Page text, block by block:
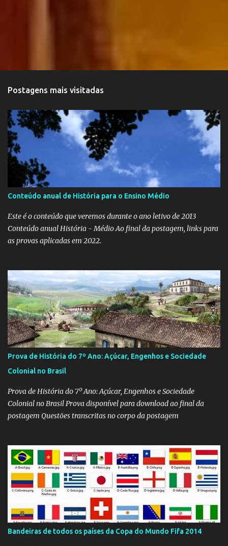
Postagens mais visitadas
Conteúdo anual de História para o Ensino Médio
Este é o conteúdo que veremos durante o ano letivo de 2013
Conteúdo anual História - Médio Ao final da postagem, links para
as provas aplicadas em 2022.
Prova de História do 7º Ano: Açúcar, Engenhos e Sociedade
Colonial no Brasil
Prova de História do 7º Ano: Açúcar, Engenhos e Sociedade
Colonial no Brasil Prova disponível para download ao final da
postagem Questões transcritas no corpo da postagem
Bandeiras de todos os países da Copa do Mundo Fifa 2014